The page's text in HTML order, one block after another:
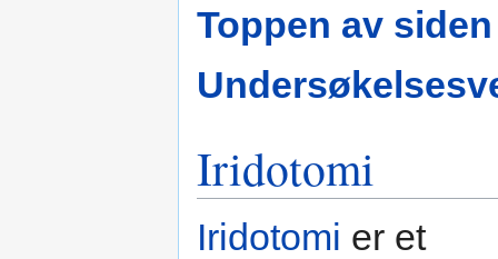
Toppen av siden
Iridotomi
Iridotomi er et